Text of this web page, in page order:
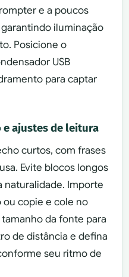
e a poucos
iluminação
Posicione o
USB
para captar
e ajustes de leitura
curtos, com frases
Evite blocos longos
naturalidade. Importe
ou copie e cole no
da fonte para
de distância e defina
seu ritmo de